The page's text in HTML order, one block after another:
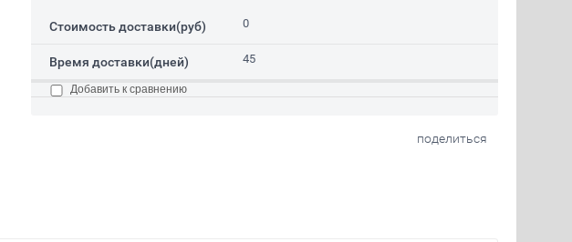
Стоимость доставки(руб) 0
Время доставки(дней) 45
Добавить к сравнению
поделиться